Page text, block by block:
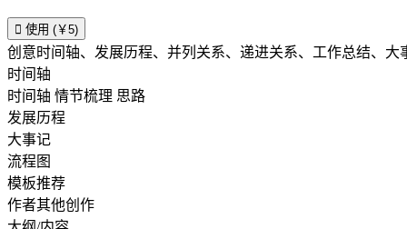
 使用 (￥5)
创意时间轴、发展历程、并列关系、递进关系、工作总结、大
时间轴
时间轴 情节梳理 思路
发展历程
大事记
流程图
模板推荐
作者其他创作